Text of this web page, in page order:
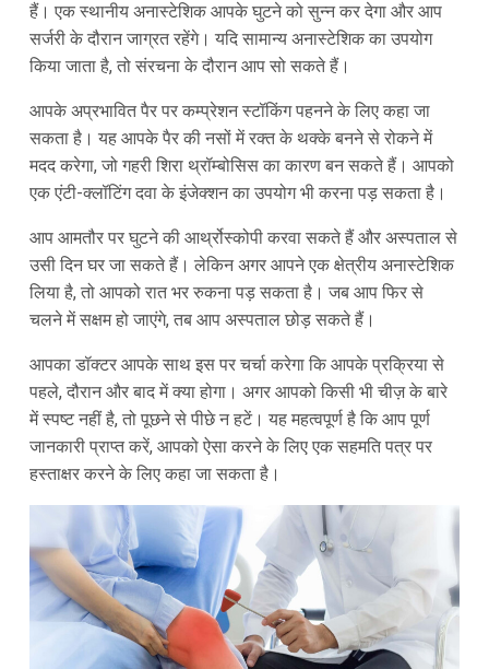
हैं। एक स्थानीय अनास्टेशिक आपके घुटने को सुन्न कर देगा और आप
सर्जरी के दौरान जाग्रत रहेंगे। यदि सामान्य अनास्टेशिक का उपयोग
किया जाता है, तो संरचना के दौरान आप सो सकते हैं।
आपके अप्रभावित पैर पर कम्प्रेशन स्टॉकिंग पहनने के लिए कहा जा
सकता है। यह आपके पैर की नसों में रक्त के थक्के बनने से रोकने में
मदद करेगा, जो गहरी शिरा थ्रॉम्बोसिस का कारण बन सकते हैं। आपको
एक एंटी-क्लॉटिंग दवा के इंजेक्शन का उपयोग भी करना पड़ सकता है।
आप आमतौर पर घुटने की आर्थ्रोस्कोपी करवा सकते हैं और अस्पताल से
उसी दिन घर जा सकते हैं। लेकिन अगर आपने एक क्षेत्रीय अनास्टेशिक
लिया है, तो आपको रात भर रुकना पड़ सकता है। जब आप फिर से
चलने में सक्षम हो जाएंगे, तब आप अस्पताल छोड़ सकते हैं।
आपका डॉक्टर आपके साथ इस पर चर्चा करेगा कि आपके प्रक्रिया से
पहले, दौरान और बाद में क्या होगा। अगर आपको किसी भी चीज़ के बारे
में स्पष्ट नहीं है, तो पूछने से पीछे न हटें। यह महत्वपूर्ण है कि आप पूर्ण
जानकारी प्राप्त करें, आपको ऐसा करने के लिए एक सहमति पत्र पर
हस्ताक्षर करने के लिए कहा जा सकता है।